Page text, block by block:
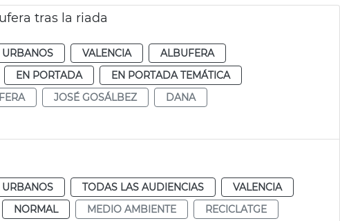
tras la riada
URBANOS VALENCIA
ALBUFERA
EN PORTADA
EN PORTADA TEMÁTICA
JOSÉ GOSÁLBEZ
DANA
URBANOS TODAS LAS AUDIENCIAS
VALENCIA
NORMAL MEDIO AMBIENTE
RECICLATGE